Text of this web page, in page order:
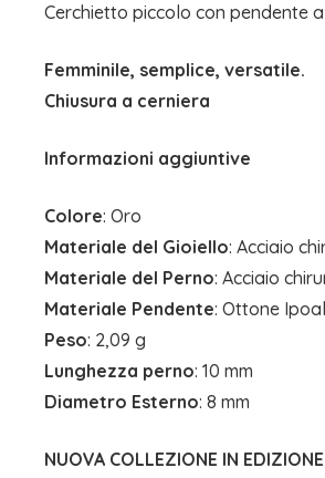
Cerchietto piccolo con pendente
Femminile, semplice, versatile.
Chiusura a cerniera
Informazioni aggiuntive
Colore: Oro
Materiale del Gioiello: Acciaio
Materiale del Perno: Acciaio
Materiale Pendente: Ottone
Peso: 2,09 g
Lunghezza perno: 10 mm
Diametro Esterno: 8 mm
NUOVA COLLEZIONE IN